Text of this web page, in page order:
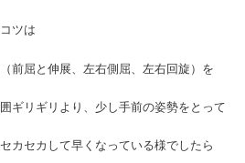
ツは
前屈と伸展、左右側屈、左右回旋）を
ギリギリより、少し手前の姿勢をとって
カセカして早くなっている様でしたら